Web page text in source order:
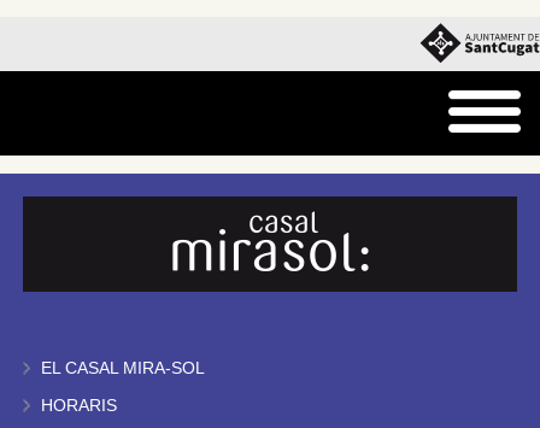
EL CASAL MIRA-SOL
HORARIS